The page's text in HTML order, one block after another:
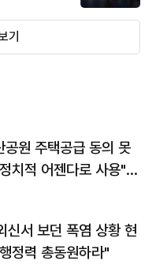
기
공원 주택공급 동의 못
치적 어젠다로 사용"
신서 보던 폭염 상황 현
정력 총동원하라"